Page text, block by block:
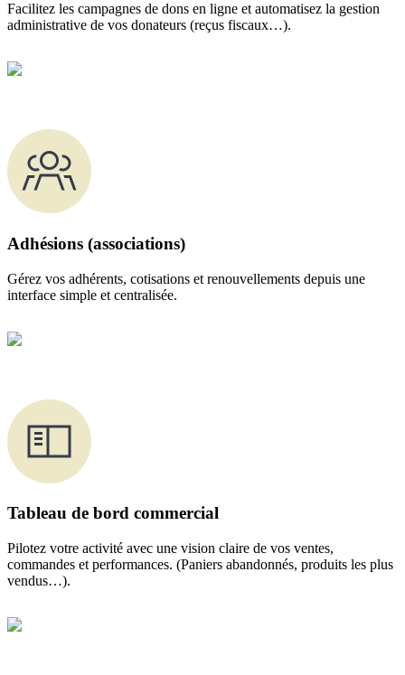
Facilitez les campagnes de dons en ligne et automatisez la gestion
administrative de vos donateurs (reçus fiscaux…).
Adhésions (associations)
Gérez vos adhérents, cotisations et renouvellements depuis une
interface simple et centralisée.
Tableau de bord commercial
Pilotez votre activité avec une vision claire de vos ventes,
commandes et performances. (Paniers abandonnés, produits les plus
vendus…).